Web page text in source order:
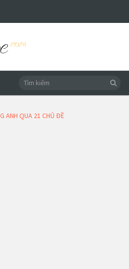
ANH QUA 21 CHỦ ĐỀ